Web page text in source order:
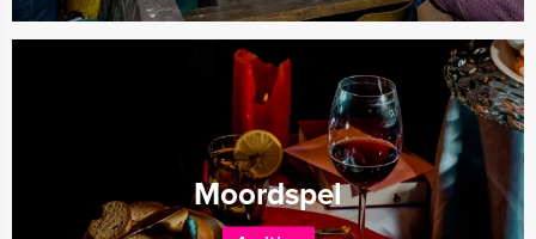
Moordspel